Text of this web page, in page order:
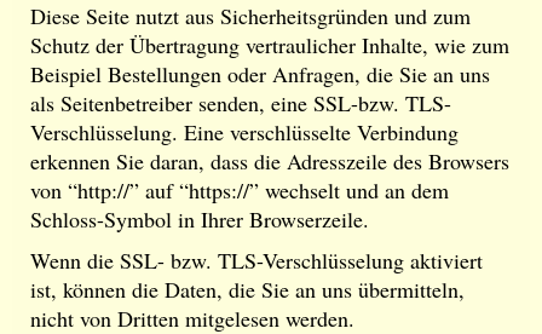
Diese Seite nutzt aus Sicherheitsgründen und zum
Schutz der Übertragung vertraulicher Inhalte, wie zum
Beispiel Bestellungen oder Anfragen, die Sie an uns
als Seitenbetreiber senden, eine SSL-bzw. TLS-
Verschlüsselung. Eine verschlüsselte Verbindung
erkennen Sie daran, dass die Adresszeile des Browsers
von “http://” auf “https://” wechselt und an dem
Schloss-Symbol in Ihrer Browserzeile.
Wenn die SSL- bzw. TLS-Verschlüsselung aktiviert
ist, können die Daten, die Sie an uns übermitteln,
nicht von Dritten mitgelesen werden.